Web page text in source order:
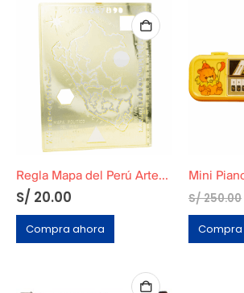
Regla Mapa del Perú Artesco Original
S/ 20.00
Compra ahora
S/250.00